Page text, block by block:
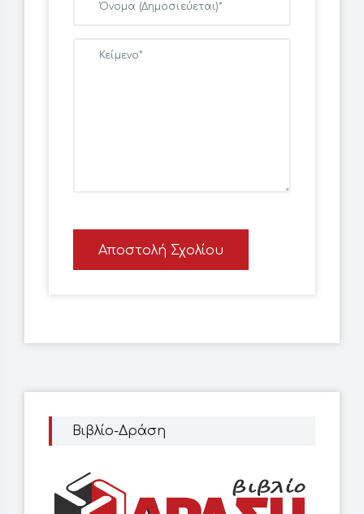
Αποστολή Σχολίου
Βιβλίο-Δράση